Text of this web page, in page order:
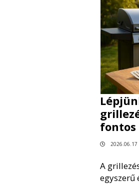
fontos
2026.06.17
A
egyszerű